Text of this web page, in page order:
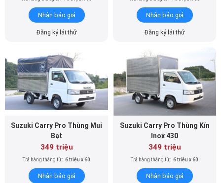
Nhận báo giá
Đăng ký lái thử
Nhận báo giá
Đăng ký lái thử
Suzuki Carry Pro Thùng Mui
Bạt
349 triệu
Trả hàng tháng từ: 6 triệu x 60
Nhận báo giá
Suzuki Carry Pro Thùng Kín
Inox 430
349 triệu
Trả hàng tháng từ: 6 triệu x 60
Nhận báo giá